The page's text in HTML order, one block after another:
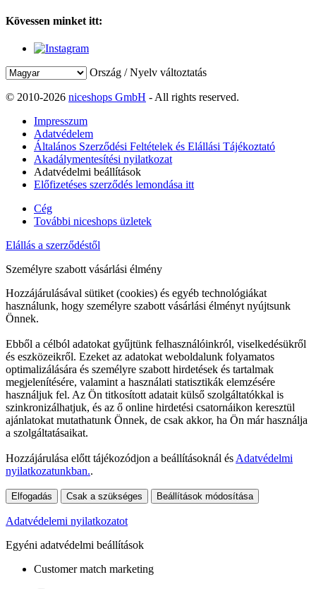
Kövessen minket itt:
Ország / Nyelv változtatás
© 2010-2026 niceshops GmbH - All rights reserved.
Impresszum
Adatvédelem
Általános Szerződési Feltételek és Elállási Tájékoztató
Akadálymentesítési nyilatkozat
Adatvédelmi beállítások
Előfizetéses szerződés lemondása itt
Cég
További niceshops üzletek
Elállás a szerződéstől
Személyre szabott vásárlási élmény
Hozzájárulásával sütiket (cookies) és egyéb technológiákat
használunk, hogy személyre szabott vásárlási élményt nyújtsunk
Önnek.
Ebből a célból adatokat gyűjtünk felhasználóinkról, viselkedésükről
és eszközeikről. Ezeket az adatokat weboldalunk folyamatos
optimalizálására és személyre szabott hirdetések és tartalmak
megjelenítésére, valamint a használati statisztikák elemzésére
használjuk fel. Az Ön titkosított adatait külső szolgáltatókkal is
szinkronizálhatjuk, és az ő online hirdetési csatornáikon keresztül
ajánlatokat mutathatunk Önnek, de csak akkor, ha Ön már használja
a szolgáltatásaikat.
Hozzájárulása előtt tájékozódjon a beállításoknál és Adatvédelmi
nyilatkozatunkban..
Elfogadás Csak a szükséges Beállítások módosítása
Adatvédelemi nyilatkozatot
Egyéni adatvédelmi beállítások
Customer match marketing